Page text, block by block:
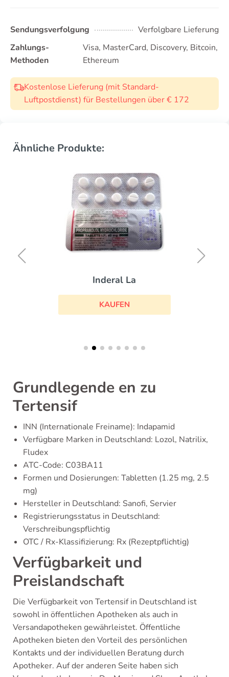
Sendungsverfolgung
Verfolgbare Lieferung
Zahlungs-
Methoden
Visa, MasterCard, Discovery, Bitcoin,
Ethereum
Kostenlose Lieferung (mit Standard-
Luftpostdienst) für Bestellungen über € 172
Ähnliche Produkte:
Inderal La
KAUFEN
Grundlegende en zu
Tertensif
INN (Internationale Freiname): Indapamid
Verfügbare Marken in Deutschland: Lozol, Natrilix,
Fludex
ATC-Code: C03BA11
Formen und Dosierungen: Tabletten (1.25 mg, 2.5
mg)
Hersteller in Deutschland: Sanofi, Servier
Registrierungsstatus in Deutschland:
Verschreibungspflichtig
OTC / Rx-Klassifizierung: Rx (Rezeptpflichtig)
Verfügbarkeit und
Preislandschaft
Die Verfügbarkeit von Tertensif in Deutschland ist
sowohl in öffentlichen Apotheken als auch in
Versandapotheken gewährleistet. Öffentliche
Apotheken bieten den Vorteil des persönlichen
Kontakts und der individuellen Beratung durch
Apotheker. Auf der anderen Seite haben sich